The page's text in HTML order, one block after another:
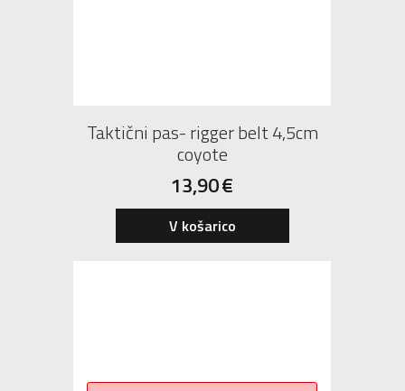
Taktični pas- rigger belt 4,5cm
coyote
13,90€
V košarico